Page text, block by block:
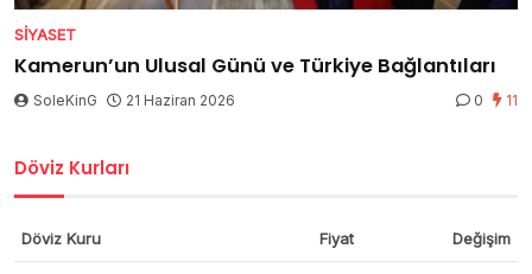
SIYASET
Kamerun’un Ulusal Günü ve Türkiye Bağlantıları
SoleKinG 21 Haziran 2026 0 11
Döviz Kurları
Döviz Kuru Fiyat Değişim